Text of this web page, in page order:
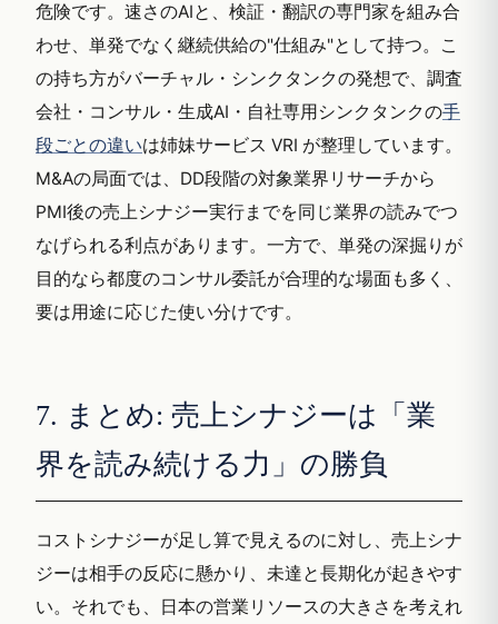
危険です。速さのAIと、検証・翻訳の専門家を組み合
わせ、単発でなく継続供給の"仕組み"として持つ。こ
の持ち方がバーチャル・シンクタンクの発想で、調査
会社・コンサル・生成AI・自社専用シンクタンクの手
段ごとの違いは姉妹サービス VRI が整理しています。
M&Aの局面では、DD段階の対象業界リサーチから
PMI後の売上シナジー実行までを同じ業界の読みでつ
なげられる利点があります。一方で、単発の深掘りが
目的なら都度のコンサル委託が合理的な場面も多く、
要は用途に応じた使い分けです。
7. まとめ: 売上シナジーは「業
界を読み続ける力」の勝負
コストシナジーが足し算で見えるのに対し、売上シナ
ジーは相手の反応に懸かり、未達と長期化が起きやす
い。それでも、日本の営業リソースの大きさを考えれ